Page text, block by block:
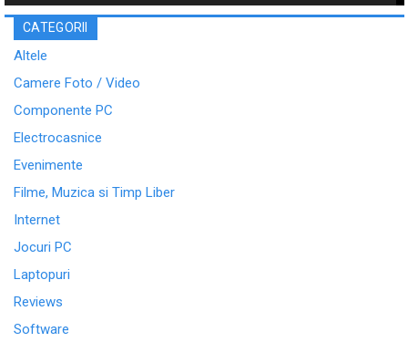
CATEGORII
Altele
Camere Foto / Video
Componente PC
Electrocasnice
Evenimente
Filme, Muzica si Timp Liber
Internet
Jocuri PC
Laptopuri
Reviews
Software